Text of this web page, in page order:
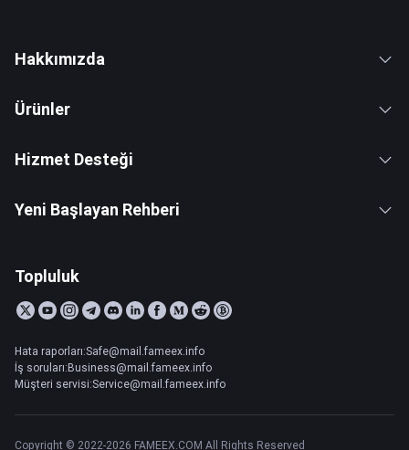
Hakkımızda
Ürünler
Hizmet Desteği
Yeni Başlayan Rehberi
Topluluk
Hata raporları:Safe@mail.fameex.info
İş soruları:Business@mail.fameex.info
Müşteri servisi:Service@mail.fameex.info
Copyright © 2022-2026 FAMEEX.COM All Rights Reserved